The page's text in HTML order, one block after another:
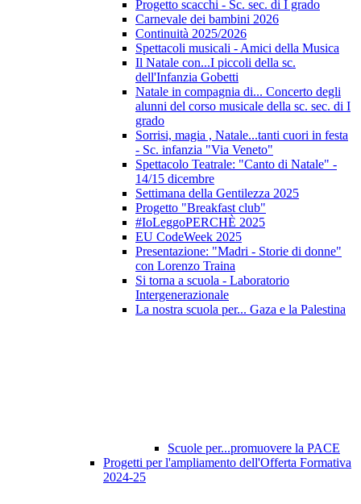
Progetto scacchi - Sc. sec. di I grado
Carnevale dei bambini 2026
Continuità 2025/2026
Spettacoli musicali - Amici della Musica
Il Natale con...I piccoli della sc.
dell'Infanzia Gobetti
Natale in compagnia di... Concerto degli
alunni del corso musicale della sc. sec. di I
grado
Sorrisi, magia , Natale...tanti cuori in festa
- Sc. infanzia "Via Veneto"
Spettacolo Teatrale: "Canto di Natale" -
14/15 dicembre
Settimana della Gentilezza 2025
Progetto "Breakfast club"
#IoLeggoPERCHÈ 2025
EU CodeWeek 2025
Presentazione: "Madri - Storie di donne"
con Lorenzo Traina
Si torna a scuola - Laboratorio
Intergenerazionale
La nostra scuola per... Gaza e la Palestina
Scuole per...promuovere la PACE
Progetti per l'ampliamento dell'Offerta Formativa
2024-25